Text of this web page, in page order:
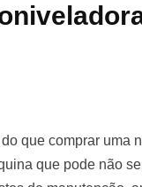
que comprar uma
que pode não